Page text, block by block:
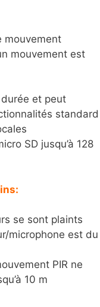
mouvement
mouvement est
et peut
standard
SD jusqu’à 128
se sont plaints
microphone est du
PIR ne
10 m